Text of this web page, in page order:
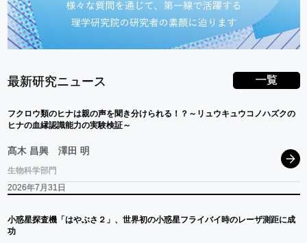
最新研究ニュース
フクロウ類のヒナは親の声を聞き分けられる！？ ～ リュウキュウコノハスクの
ヒナの血縁認識能力の実験検証～
髙木 昌興 澤田 明
生物科学部門
2026年7月31日
小惑星探査機「はやぶさ ２」、 世界初の小惑星フライバイ時のレーザ測距に成
功
一覧